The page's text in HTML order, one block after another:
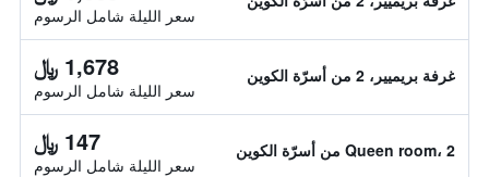
سعر الليلة شامل الرسوم
غرفة بريميير، 2 من أسرّة الكوين 1,678 ﷼
سعر الليلة شامل الرسوم
Queen room، 2 من أسرّة الكوين 147 ﷼
سعر الليلة شامل الرسوم